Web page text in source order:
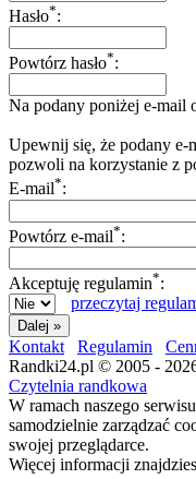
Hasło*:
Powtórz hasło*:
Na podany poniżej e-mail
Upewnij się, że podany e-
pozwoli na korzystanie z
E-mail*:
Powtórz e-mail*:
Akceptuję regulamin*:
przeczytaj
Kontakt Regulamin
Randki24.pl © 2005 -
Czytelnia randkowa
W ramach naszego
samodzielnie zarządzać
swojej przeglądarce.
Więcej informacji